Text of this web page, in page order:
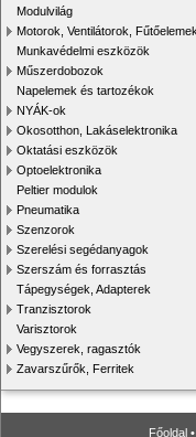
Modulvilág
Motorok, Ventilátorok, Fűtőelemek
Munkavédelmi eszközök
Műszerdobozok
Napelemek és tartozékok
NYÁK-ok
Okosotthon, Lakáselektronika
Oktatási eszközök
Optoelektronika
Peltier modulok
Pneumatika
Szenzorok
Szerelési segédanyagok
Szerszám és forrasztás
Tápegységek, Adapterek
Tranzisztorok
Varisztorok
Vegyszerek, ragasztók
Zavarszűrők, Ferritek
Főoldal •